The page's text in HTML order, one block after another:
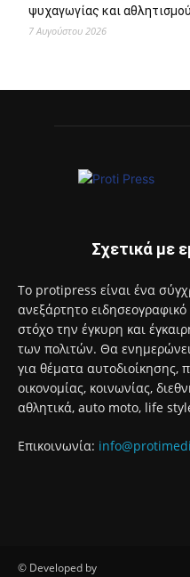
ψυχαγωγίας και αθλητισμού
7 Αυγούστου 2026
Σχετικά με
Το protipress είναι ένα
ανεξάρτητο
στόχο την έγκυρη και
των πολιτών. Θα
για θέματα αυτοδιοίκησης,
οικονομίας, κοινωνίας,
αθλητικά, auto moto, life
Επικοινωνία:
© Developed by